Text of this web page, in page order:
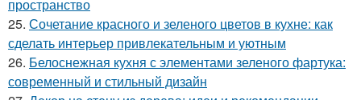
пространство
25. Сочетание красного и зеленого цветов в кухне: как
сделать интерьер привлекательным и уютным
26. Белоснежная кухня с элементами зеленого фартука:
современный и стильный дизайн